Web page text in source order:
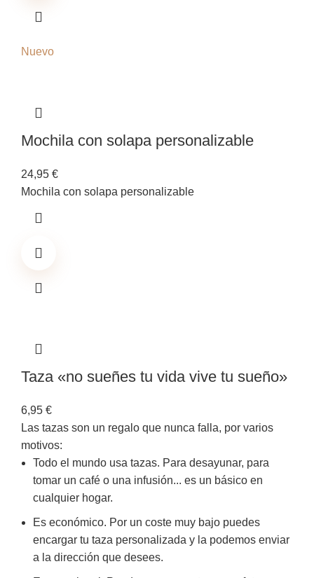
Nuevo
Mochila con solapa personalizable
24,95 €
Mochila con solapa personalizable
Taza «no sueñes tu vida vive tu sueño»
6,95 €
Las tazas son un regalo que nunca falla, por varios
motivos:
Todo el mundo usa tazas. Para desayunar, para
tomar un café o una infusión... es un básico en
cualquier hogar.
Es económico. Por un coste muy bajo puedes
encargar tu taza personalizada y la podemos enviar
a la dirección que desees.